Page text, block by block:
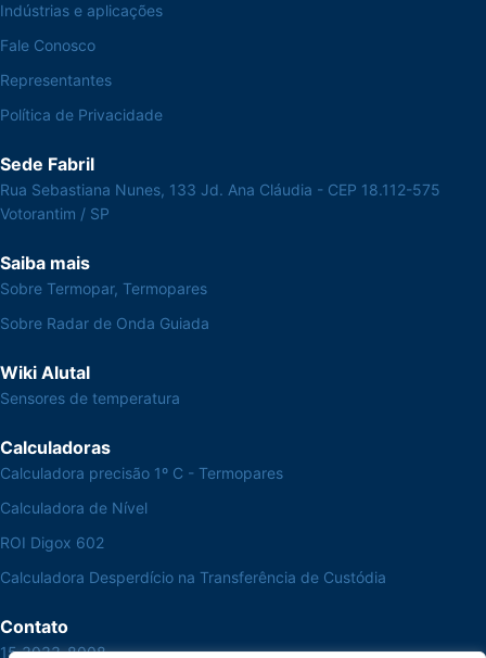
Indústrias e aplicações
Fale Conosco
Representantes
Política de Privacidade
Sede Fabril
Rua Sebastiana Nunes, 133 Jd. Ana Cláudia - CEP 18.112-575
Votorantim / SP
Saiba mais
Sobre Termopar, Termopares
Sobre Radar de Onda Guiada
Wiki Alutal
Sensores de temperatura
Calculadoras
Calculadora precisão 1º C - Termopares
Calculadora de Nível
ROI Digox 602
Calculadora Desperdício na Transferência de Custódia
Contato
15 3033-8008